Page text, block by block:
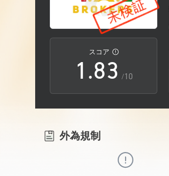
スコア
0
1
2
3
.
6
7
8
9
1
2
3
4
6
/10
外為規制